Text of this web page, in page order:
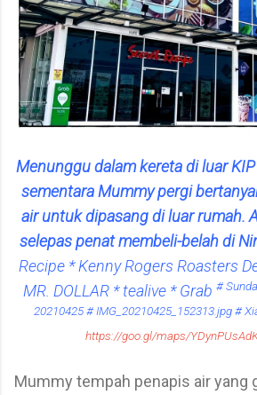
Menunggu dalam kereta di luar
sementara Mummy pergi
air untuk dipasang di luar rumah.
selepas penat membeli-belah di
Recipe * Kenny Rogers Roasters
MR. DOLLAR * tealive *Grab #
20210425 # IMG_20210425_152313.jpg #
https://goo.gl/maps/
Mummy tempah penapis air yang